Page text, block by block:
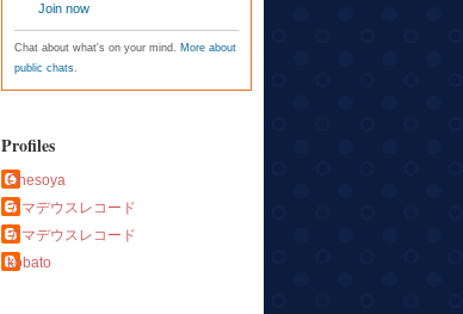
Join now
Chat about what's on your mind. More about
public chats.
Profiles
Ohesoya
アマデウスレコード
アマデウスレコード
kobato